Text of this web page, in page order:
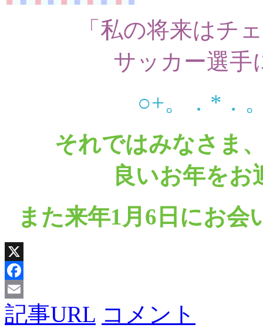
「私の将来はチ
サッカー選手
○+。．*．
それではみなさま
良いお年を
また来年1月6日にお会
X
Facebook
Email
記事URL コメント